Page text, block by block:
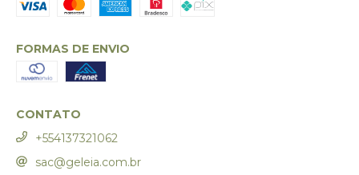
FORMAS DE ENVIO
CONTATO
+554137321062
sac@geleia.com.br